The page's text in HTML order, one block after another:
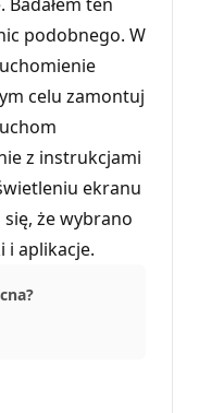
podobnego. W
celu zamontuj
z instrukcjami
ekranu
że wybrano
i aplikacje.